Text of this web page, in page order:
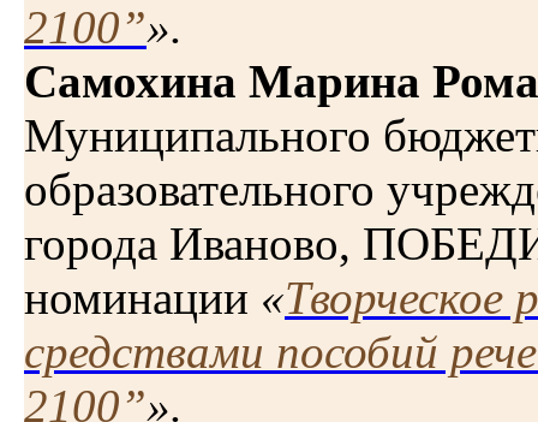
2100”».
Самохина Марина
Муниципального
образовательного
города Иваново,
номинации «Творческое
средствами пособий
2100”».